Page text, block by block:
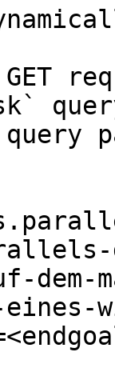
GET
dem-